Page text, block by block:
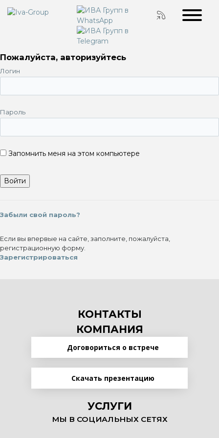
Пожалуйста, авторизуйтесь
Логин
Пароль
Запомнить меня на этом компьютере
Забыли свой пароль?
Если вы впервые на сайте, заполните, пожалуйста,
регистрационную форму.
Зарегистрироваться
КОНТАКТЫ
КОМПАНИЯ
Договориться о встрече
Скачать презентацию
УСЛУГИ
МЫ В СОЦИАЛЬНЫХ СЕТЯХ